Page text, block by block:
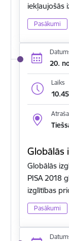
iekļaujošās
Pasākumi
20.
Laiks
Globālās
Globālās
PISA 2018
izglītības
Pasākumi